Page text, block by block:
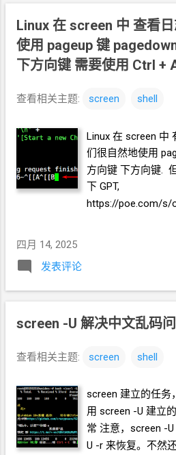
使用空格键设置复
动光标, 并再次使用
束点 会有提示信息,
区 4. 进入命令模式
保存缓冲区的内容
在你在任何地方, 即
当然文件也可以被
======== 完
Linux 在 screen 中 查看
使用 pageup 键
下方向键 需要使用 Ctrl +
查看相关主题: screen shell
Linux 在 screen 中
们很自然地使用
方向键 下方向键.
下 GPT,
https://poe.com/s/
需要按 Ctrl + A, [
键 下方向键 查看日
四月 14, 2025
发表评论
screen -U 解决中文乱码
查看相关主题: screen shell
screen 建立的任务
用 screen -U 建立
常 注意，screen -U
U -r 来恢复。不然